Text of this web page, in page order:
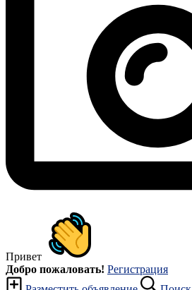
Привет
Добро пожаловать! Регистрация